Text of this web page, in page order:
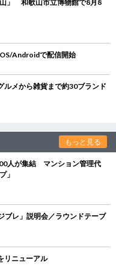
」 和歌山市立博物館で8月8
Androidで配信開始
メから雑貨まで約30ブランド
もっと見る
人が集結 マンション管理代
」
レ」説明会／ラウンドテーブ
リニューアル